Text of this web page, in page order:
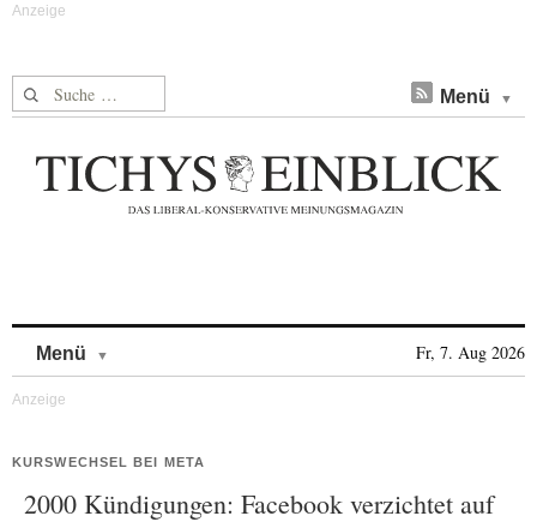
Suche nach: Menü
Menü Fr, 7. Aug 2026
KURSWECHSEL BEI META
2000 Kündigungen: Facebook verzichtet auf